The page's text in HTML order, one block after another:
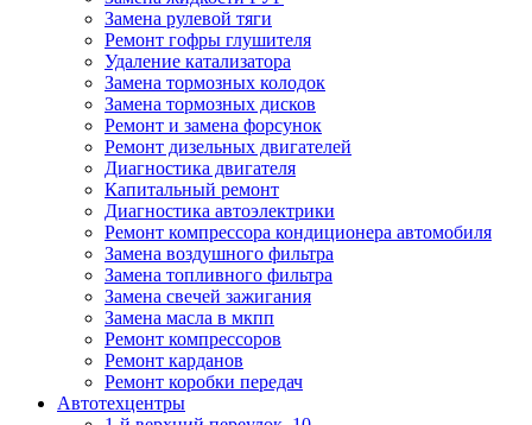
Замена рулевой тяги
Ремонт гофры глушителя
Удаление катализатора
Замена тормозных колодок
Замена тормозных дисков
Ремонт и замена форсунок
Ремонт дизельных двигателей
Диагностика двигателя
Капитальный ремонт
Диагностика автоэлектрики
Ремонт компрессора кондиционера автомобиля
Замена воздушного фильтра
Замена топливного фильтра
Замена свечей зажигания
Замена масла в мкпп
Ремонт компрессоров
Ремонт карданов
Ремонт коробки передач
Автотехцентры